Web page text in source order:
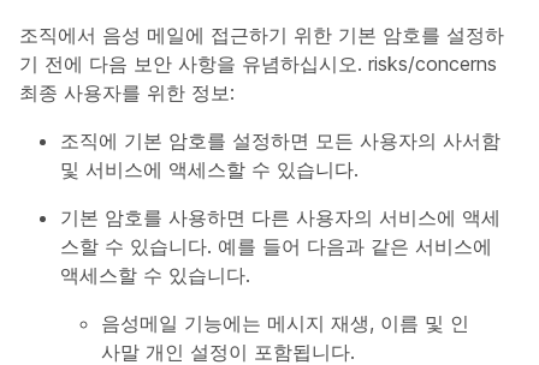
조직에서 음성 메일에 접근하기 위한 기본 암호를 설정하
기 전에 다음 보안 사항을 유념하십시오. risks/concerns
최종 사용자를 위한 정보:
조직에 기본 암호를 설정하면 모든 사용자의 사서함
및 서비스에 액세스할 수 있습니다.
기본 암호를 사용하면 다른 사용자의 서비스에 액세
스할 수 있습니다. 예를 들어 다음과 같은 서비스에
액세스할 수 있습니다.
음성메일 기능에는 메시지 재생, 이름 및 인
사말 개인 설정이 포함됩니다.